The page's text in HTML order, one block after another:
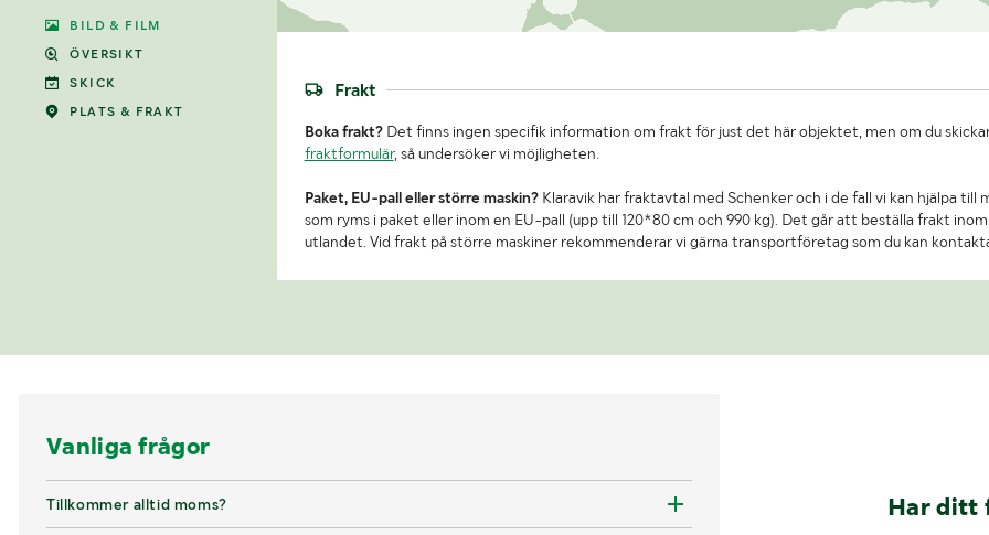
BILD & FILM
ÖVERSIKT
SKICK
PLATS & FRAKT
Frakt
Boka frakt?Det finns ingen specifik information om frakt för just det här objektet, men om du
fraktformulär, så undersöker vi möjligheten.
Paket, EU-pall eller större maskin?Klaravik har fraktavtal med Schenker och i de fall vi kan hjälpa till
som ryms i paket eller inom en EU-pall (upp till 120*80 cm och 990 kg). Det går att beställa frakt
utlandet. Vid frakt på större maskiner rekommenderar vi gärna transportföretag som du kan
Vanliga frågor
Tillkommer alltid moms? Har ditt